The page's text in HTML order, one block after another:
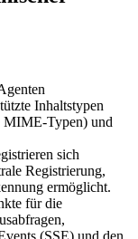
Inhaltstypen
MIME-Typen) und
sich
Registrierung,
ermöglicht.
für die
(SSE) und den